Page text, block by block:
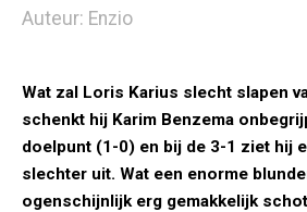
Auteur: Enzio
Wat zal Loris Karius slecht slapen
schenkt hij Karim Benzema
doelpunt (1-0) en bij de 3-1 ziet hij
slechter uit. Wat een enorme
ogenschijnlijk erg gemakkelijk